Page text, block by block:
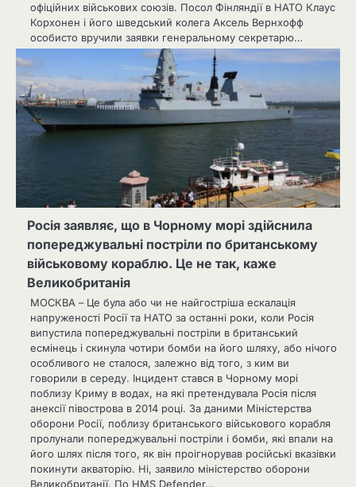
офіційних військових союзів. Посол Фінляндії в НАТО Клаус
Корхонен і його шведський колега Аксель Вернхофф
особисто вручили заявки генеральному секретарю…
Росія заявляє, що в Чорному морі здійснила
попереджувальні постріли по британському
військовому кораблю. Це не так, каже
Великобританія
МОСКВА – Це була або чи не найгостріша ескалація
напруженості Росії та НАТО за останні роки, коли Росія
випустила попереджувальні постріли в британський
есмінець і скинула чотири бомби на його шляху, або нічого
особливого не сталося, залежно від того, з ким ви
говорили в середу. Інцидент стався в Чорному морі
поблизу Криму в водах, на які претендувала Росія після
анексії півострова в 2014 році. За даними Міністерства
оборони Росії, поблизу британського військового корабля
пролунали попереджувальні постріли і бомби, які впали на
його шлях після того, як він проігнорував російські вказівки
покинути акваторію. Ні, заявило міністерство оборони
Великобританії. По HMS Defender…